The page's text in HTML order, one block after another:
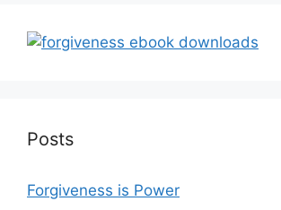
Posts
Forgiveness is Power